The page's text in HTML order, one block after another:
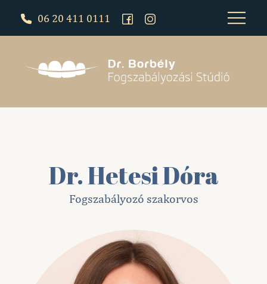
06 20 411 0111
Dr. Hetesi Dóra
Fogszabályozó szakorvos